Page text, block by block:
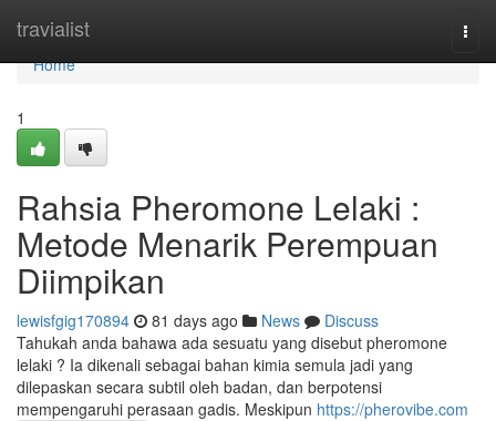
travialist
Home
Home
1
Rahsia Pheromone Lelaki :
Metode Menarik Perempuan
Diimpikan
lewisfgig170894 81 days ago News
Discuss
Tahukah anda bahawa ada sesuatu yang disebut pheromone
lelaki ? Ia dikenali sebagai bahan kimia semula jadi yang
dilepaskan secara subtil oleh badan, dan berpotensi
mempengaruhi perasaan gadis. Meskipun https://pherovibe.com